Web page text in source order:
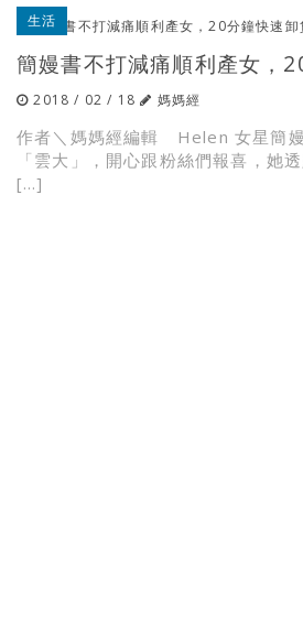
生活
簡嫚書不打減痛順利產女，
2018 / 02 / 18 媽媽經
作者＼媽媽經編輯 Helen 女星簡
「雲大」，開心跟粉絲們報喜，她
[…]